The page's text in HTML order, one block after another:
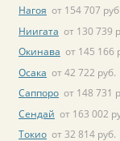
Нагоя от 154 707
Ниигата от 130 739
Окинава от 145 166
Осака от 42 722 руб.
Саппоро от 148 731
Сендай от 163 002
Токио от 32 814 руб.